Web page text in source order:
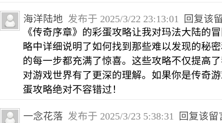
海洋陆地 发布于 2025/3/22 23:13:01
回复该
《传奇序章》的彩蛋攻略让我对玛法大陆的
略中详细说明了如何找到那些难以发现的秘
的每一步都充满了惊喜。这些攻略不仅提高
对游戏世界有了更深的理解。如果你是传奇
蛋攻略绝对不容错过！
一念花落 发布于 2025/3/23 5:38:31
回复该留